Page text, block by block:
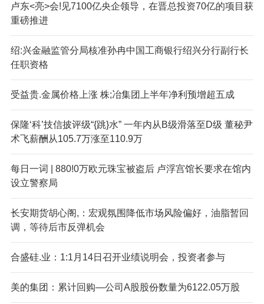
卢东<亮>会!见7100亿央企领导，在晋总投资70亿的项目获
重磅推进
绍:兴金融监管分局核准孙冉中国工商银行绍兴分行副行长
任职资格
受益贵.金属价格上涨 株;冶集团上半年净利预增超五成
保隆‘科’技信披评级“{跳}水” 一年内从B级滑落至D级 董秘尹
术飞薪酬从105.7万涨至110.9万
每日一词 | 880!0万欧元珠宝被盗后 卢浮宫馆长要求在馆内
设立警察局
长安期货胡心阁,：宏观氛围降低市场风险偏好，油脂暂回
调，等待后市反弹机会
合盛硅.业：1:1月14日召开业绩说明会，投资者参与
美的集团：累计回购—公司A股股份数量为6122.05万股